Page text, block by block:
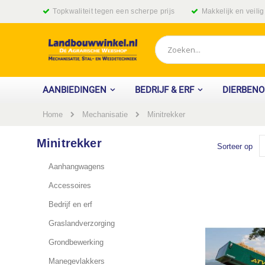
Ga
naar
inhoud
Topkwaliteit tegen een scherpe prijs Makkelijk en
Zoek
AANBIEDINGEN BEDRIJF & ERF
Home Mechanisatie Minitrekker
Sorteer op
Minitrekker
Aanhangwagens
Accessoires
Bedrijf en erf
Graslandverzorging
Grondbewerking
Manegevlakkers